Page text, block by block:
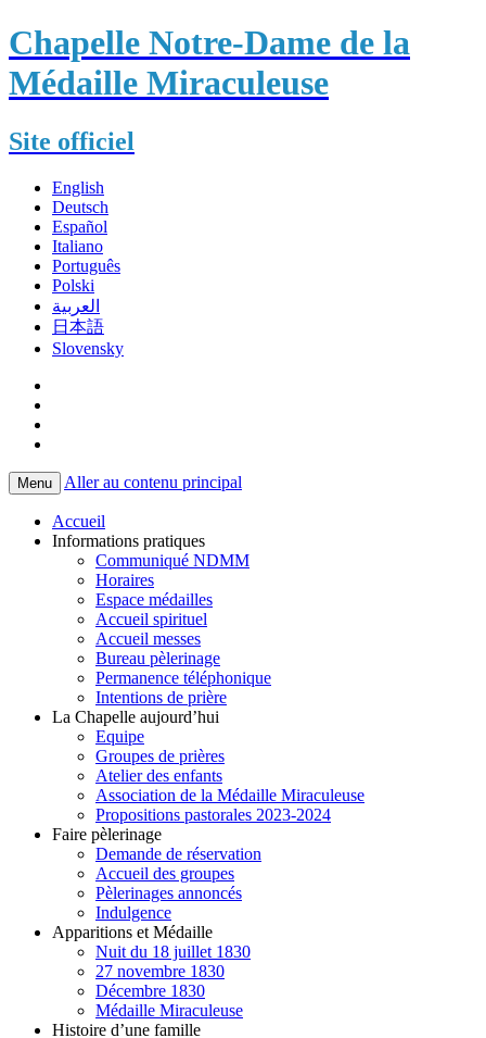
Chapelle Notre-Dame de la
Médaille Miraculeuse
Site officiel
English
Deutsch
Español
Italiano
Português
Polski
العربية
日本語
Slovensky
Menu Aller au contenu principal
Accueil
Informations pratiques
Communiqué NDMM
Horaires
Espace médailles
Accueil spirituel
Accueil messes
Bureau pèlerinage
Permanence téléphonique
Intentions de prière
La Chapelle aujourd’hui
Equipe
Groupes de prières
Atelier des enfants
Association de la Médaille Miraculeuse
Propositions pastorales 2023-2024
Faire pèlerinage
Demande de réservation
Accueil des groupes
Pèlerinages annoncés
Indulgence
Apparitions et Médaille
Nuit du 18 juillet 1830
27 novembre 1830
Décembre 1830
Médaille Miraculeuse
Histoire d’une famille